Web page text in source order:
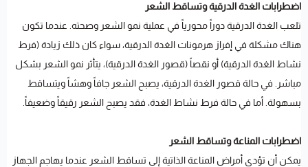
اضطرابات الغدة الدرقية وتساقط الشعر
تلعب الغدة الدرقية دوراً محورياً في عملية نمو الشعر وصحته. عندما تكون
هناك مشكلة في إفراز هرمونات الغدة الدرقية، سواء كان ذلك زيادة (فرط
نشاط الغدة الدرقية) أو نقصاً (قصور الغدة الدرقية)، يتأثر نمو الشعر بشكل
مباشر. في حالة قصور الغدة الدرقية، يصبح الشعر جافاً وهشاً ويتساقط
بسهولة. أما في حالة فرط نشاط الغدة، فقد يصبح الشعر رقيقاً وضعيفاً.
اضطرابات المناعة وتساقط الشعر
يمكن أن تؤدي أمراض المناعة الذاتية إلى تساقط الشعر عندما يهاجم الجهاز